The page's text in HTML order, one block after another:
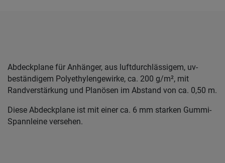
Abdeckplane für Anhänger, aus luftdurchlässigem, uv-
beständigem Polyethylengewirke, ca. 200 g/m², mit
Randverstärkung und Planösen im Abstand von ca. 0,50 m.
Diese Abdeckplane ist mit einer ca. 6 mm starken Gummi-
Spannleine versehen.